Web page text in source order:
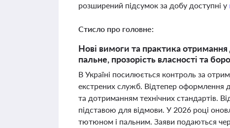
розширений підсумок за добу доступні у
Стисло про головне:
Нові вимоги та практика отримання
пальне, прозорість власності та
В Україні посилюється контроль за
екстрених служб. Відтепер оформлення
та дотриманням технічних стандартів.
підставою для відмови. У 2026 році
тютюном і пальним. Заяви подаються